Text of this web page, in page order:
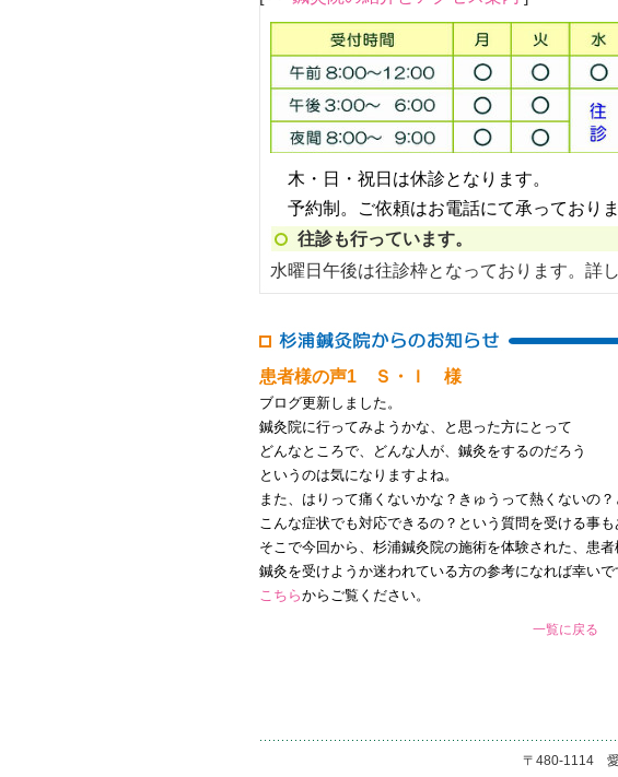
木・日・祝日は休診となります。
予約制。ご依頼はお電話にて承っておりま
往診も行っています。
水曜日午後は往診枠となっております。詳
患者様の声1 Ｓ・Ｉ 様
ブログ更新しました。
鍼灸院に行ってみようかな、と思った方にとって
どんなところで、どんな人が、鍼灸をするのだろう
というのは気になりますよね。
また、はりって痛くないかな？きゅうって熱くないの？
こんな症状でも対応できるの？という質問を受ける事も
そこで今回から、杉浦鍼灸院の施術を体験された、患者
鍼灸を受けようか迷われている方の参考になれば幸いで
こちらからご覧ください。
一覧に戻る
〒480-1114 愛